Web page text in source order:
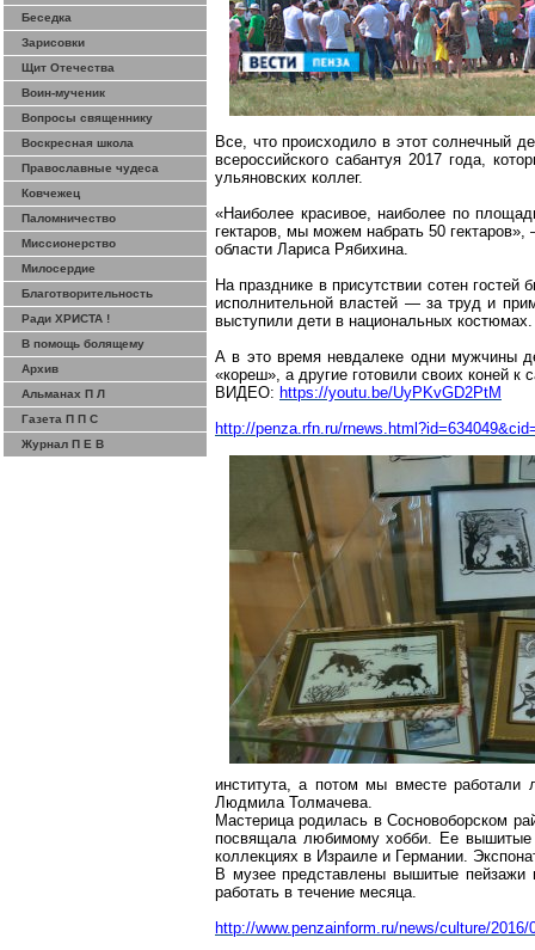
Беседка
Зарисовки
Щит Отечества
Воин-мученик
Вопросы священнику
Воскресная школа
Православные чудеса
Ковчежец
Паломничество
Миссионерство
Милосердие
Благотворительность
Ради ХРИСТА !
В помощь болящему
Архив
Альманах П Л
Газета П П С
Журнал П Е В
Все, что происходило в этот солнечный
всероссийского сабантуя 2017 года,
ульяновских коллег.
«Наиболее красивое, наиболее по
гектаров, мы можем набрать 50 гектаров»,
области Лариса Рябихина.
На празднике в присутствии сотен
исполнительной властей — за труд и
выступили дети в национальных костюмах.
А в это время невдалеке одни мужчины
«кореш», а другие готовили своих коней
ВИДЕО: https://youtu.be/UyPKvGD2PtM
http://penza.rfn.ru/
института, а потом мы вместе работали
Людмила Толмачева.
Мастерица родилась в Сосновоборском
посвящала любимому хобби. Ее вышитые
коллекциях в Израиле и Германии.
В музее представлены вышитые
работать в течение месяца.
http://www.penzainform.ru/news/culture/